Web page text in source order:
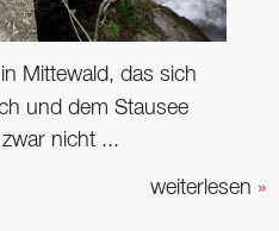
Mittewald, das sich
und dem Stausee
nicht ...
weiterlesen »